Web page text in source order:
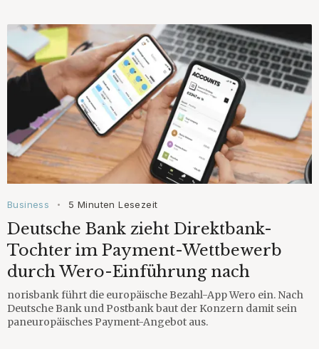
Business • 5 Minuten Lesezeit
Deutsche Bank zieht Direktbank-
Tochter im Payment-Wettbewerb
durch Wero-Einführung nach
norisbank führt die europäische Bezahl-App Wero ein. Nach
Deutsche Bank und Postbank baut der Konzern damit sein
paneuropäisches Payment-Angebot aus.